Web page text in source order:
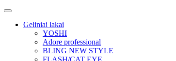
Geliniai lakai
YOSHI
Adore professional
BLING NEW STYLE
FLASH/CAT EYE